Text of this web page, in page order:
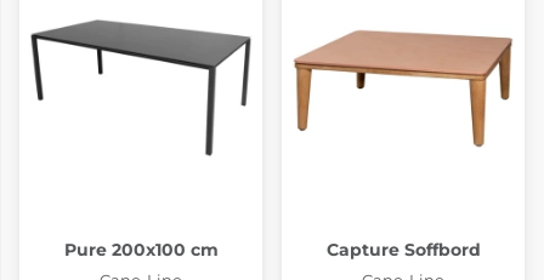
Pure 200x100 cm Capture Soffbord